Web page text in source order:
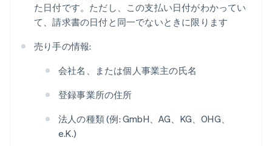
た日付です。ただし、この支払い日付がわかってい
て、請求書の日付と同一でないときに限ります
売り手の情報:
会社名、または個人事業主の氏名
登録事業所の住所
法人の種類 (例: GmbH、AG、KG、OHG、
e.K.)